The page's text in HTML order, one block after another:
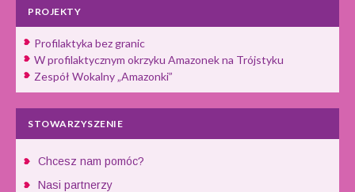
PROJEKTY
Profilaktyka bez granic
W profilaktycznym okrzyku Amazonek na Trójstyku
Zespół Wokalny „Amazonki”
STOWARZYSZENIE
Chcesz nam pomóc?
Nasi partnerzy